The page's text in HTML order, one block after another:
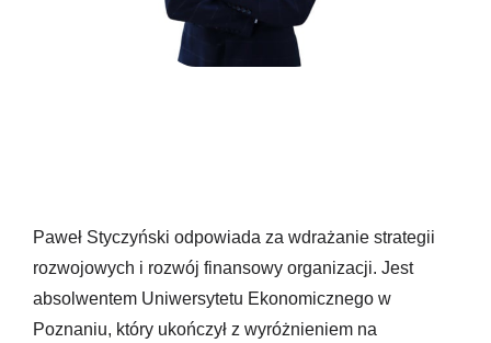
Paweł Styczyński odpowiada za wdrażanie strategii
rozwojowych i rozwój finansowy organizacji. Jest
absolwentem Uniwersytetu Ekonomicznego w
Poznaniu, który ukończył z wyróżnieniem na